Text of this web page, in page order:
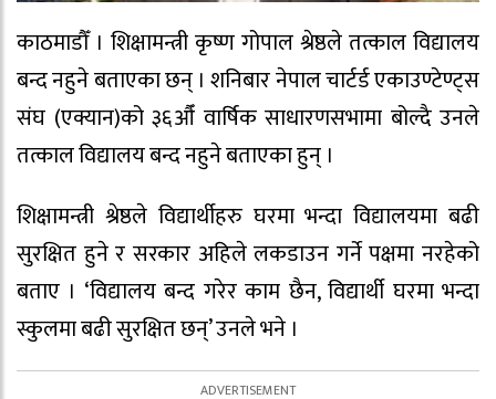
काठमाडौँ । शिक्षामन्त्री कृष्ण गोपाल श्रेष्ठले तत्काल विद्यालय
बन्द नहुने बताएका छन् । शनिबार नेपाल चार्टर्ड एकाउण्टेण्ट्स
संघ (एक्यान)को ३६औँ वार्षिक साधारणसभामा बोल्दै उनले
तत्काल विद्यालय बन्द नहुने बताएका हुन् ।
शिक्षामन्त्री श्रेष्ठले विद्यार्थीहरु घरमा भन्दा विद्यालयमा बढी
सुरक्षित हुने र सरकार अहिले लकडाउन गर्ने पक्षमा नरहेको
बताए । ‘विद्यालय बन्द गरेर काम छैन, विद्यार्थी घरमा भन्दा
स्कुलमा बढी सुरक्षित छन्’ उनले भने ।